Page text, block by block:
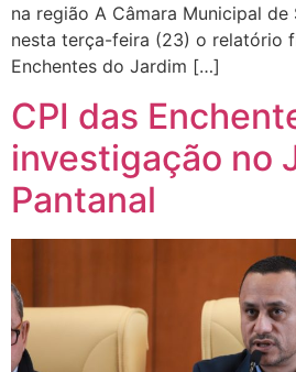
na região A Câmara Municipal de
nesta terça-feira (23) o relatório
Enchentes do Jardim […]
CPI das
investigação no
Pantanal